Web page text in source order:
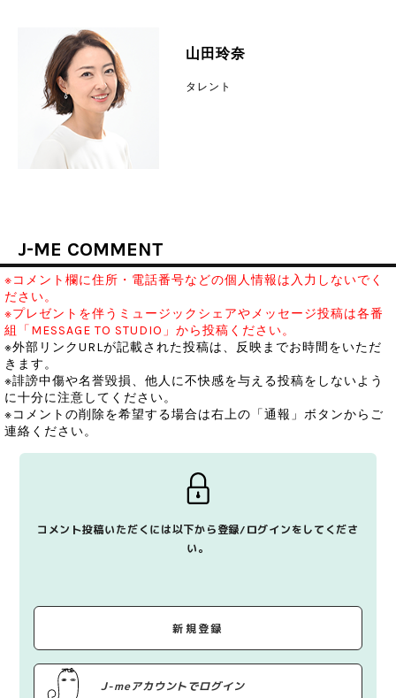
山田玲奈
タレント
J-ME COMMENT
※コメント欄に住所・電話番号などの個人情報は入力しないでく
ださい。
※プレゼントを伴うミュージックシェアやメッセージ投稿は各番
組「MESSAGE TO STUDIO」から投稿ください。
※外部リンクURLが記載された投稿は、反映までお時間をいただ
きます。
※誹謗中傷や名誉毀損、他人に不快感を与える投稿をしないよう
に十分に注意してください。
※コメントの削除を希望する場合は右上の「通報」ボタンからご
連絡ください。
コメント投稿いただくには以下から登録/ログインをしてくださ
い。
新規登録
J-meアカウントでログイン